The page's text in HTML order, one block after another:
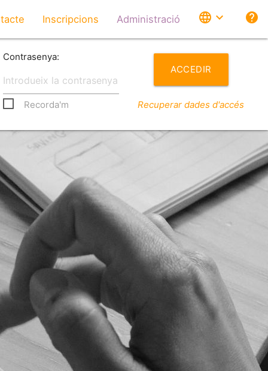
Inscripcions Administració language expand_more help
Contrasenya:
Recorda'm
ACCEDIR
Recuperar dades d'accés